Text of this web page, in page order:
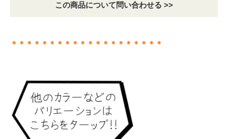
この商品について問い合わせる >>
＊＊＊＊＊＊＊＊＊＊＊＊＊＊＊＊＊＊＊＊